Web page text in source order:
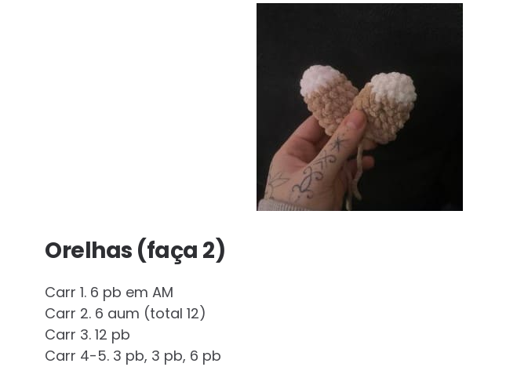
Orelhas (faça 2)
Carr 1. 6 pb em AM
Carr 2. 6 aum (total 12)
Carr 3. 12 pb
Carr 4-5. 3 pb, 3 pb, 6 pb